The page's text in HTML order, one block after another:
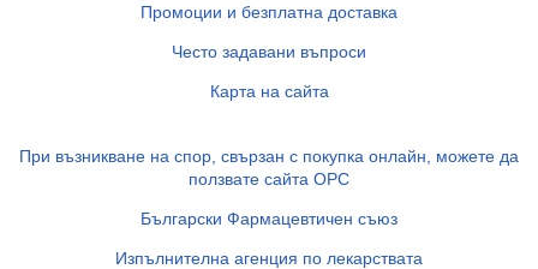
Промоции и безплатна доставка
Често задавани въпроси
Карта на сайта
При възникване на спор, свързан с покупка онлайн, можете да
ползвате сайта ОРС
Български Фармацевтичен съюз
Изпълнителна агенция по лекарствата